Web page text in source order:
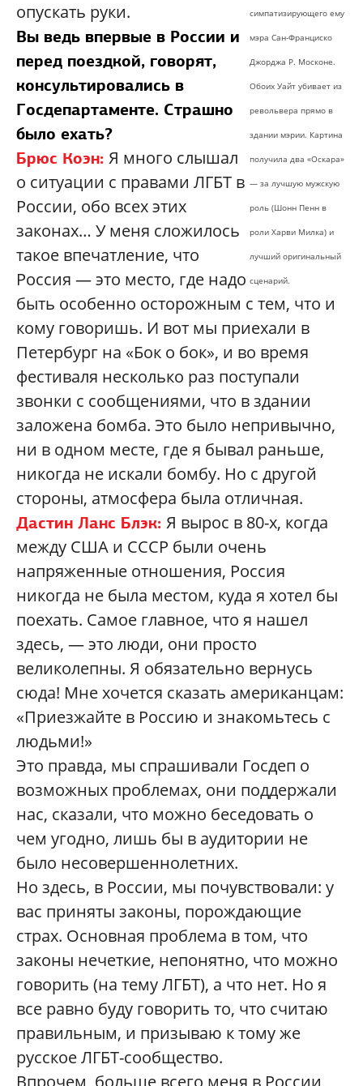
симпатизирующего ему
мэра Сан-Франциско
Джорджа Р. Москоне.
Обоих Уайт убивает из
револьвера прямо в
здании мэрии. Картина
получила два «Оскара»
— за лучшую мужскую
роль (Шонн Пенн в
роли Харви Милка) и
лучший оригинальный
сценарий.
опускать руки.
Вы ведь впервые в России и
перед поездкой, говорят,
консультировались в
Госдепартаменте. Страшно
было ехать?
Брюс Коэн: Я много слышал
о ситуации с правами ЛГБТ в
России, обо всех этих
законах… У меня сложилось
такое впечатление, что
Россия — это место, где надо
быть особенно осторожным с тем, что и
кому говоришь. И вот мы приехали в
Петербург на «Бок о бок», и во время
фестиваля несколько раз поступали
звонки с сообщениями, что в здании
заложена бомба. Это было непривычно,
ни в одном месте, где я бывал раньше,
никогда не искали бомбу. Но с другой
стороны, атмосфера была отличная.
Дастин Ланс Блэк: Я вырос в 80-х, когда
между США и СССР были очень
напряженные отношения, Россия
никогда не была местом, куда я хотел бы
поехать. Самое главное, что я нашел
здесь, — это люди, они просто
великолепны. Я обязательно вернусь
сюда! Мне хочется сказать американцам:
«Приезжайте в Россию и знакомьтесь с
людьми!»
Это правда, мы спрашивали Госдеп о
возможных проблемах, они поддержали
нас, сказали, что можно беседовать о
чем угодно, лишь бы в аудитории не
было несовершеннолетних.
Но здесь, в России, мы почувствовали: у
вас приняты законы, порождающие
страх. Основная проблема в том, что
законы нечеткие, непонятно, что можно
говорить (на тему ЛГБТ), а что нет. Но я
все равно буду говорить то, что считаю
правильным, и призываю к тому же
русское ЛГБТ-сообщество.